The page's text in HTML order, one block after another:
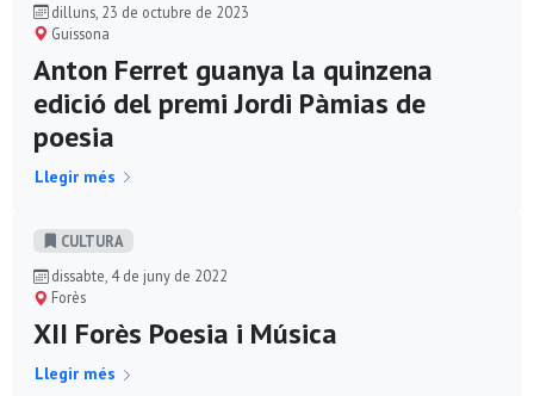
dilluns, 23 de octubre de 2023
Guissona
Anton Ferret guanya la quinzena
edició del premi Jordi Pàmias de
poesia
Llegir més
CULTURA
dissabte, 4 de juny de 2022
Forès
XII Forès Poesia i Música
Llegir més